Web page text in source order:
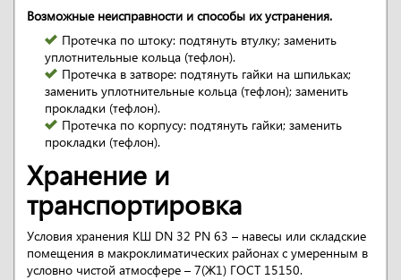
Возможные неисправности и способы их устранения.
Протечка по штоку: подтянуть втулку; заменить
уплотнительные кольца (тефлон).
Протечка в затворе: подтянуть гайки на шпильках;
заменить уплотнительные кольца (тефлон); заменить
прокладки (тефлон).
Протечка по корпусу: подтянуть гайки; заменить
прокладки (тефлон).
Хранение и
транспортировка
Условия хранения КШ DN 32 PN 63 – навесы или складские
помещения в макроклиматических районах с умеренным в
условно чистой атмосфере – 7(Ж1) ГОСТ 15150.